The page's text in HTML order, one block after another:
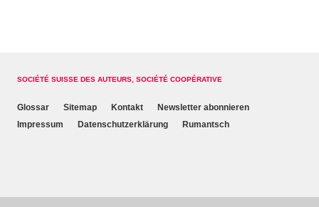
SOCIÉTÉ SUISSE DES AUTEURS, SOCIÉTÉ COOPÉRATIVE
Glossar Sitemap Kontakt
Newsletter abonnieren
Impressum
Datenschutzerklärung Rumantsch